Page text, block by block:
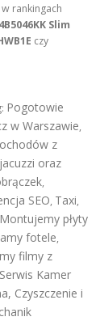
rankingach
Slim
czy
Pogotowie
w Warszawie,
z
oraz
,
SEO, Taxi,
Montujemy płyty
fotele,
filmy z
Serwis Kamer
Czyszczenie i